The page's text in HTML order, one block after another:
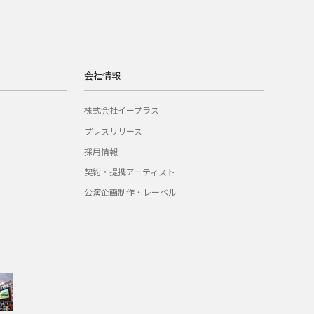
会社情報
株式会社イープラス
プレスリリース
採用情報
契約・提携アーティスト
公演企画制作・レーベル